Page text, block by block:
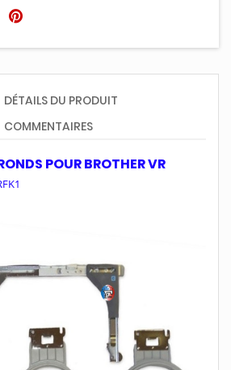
DÉTAILS DU PRODUIT
COMMENTAIRES
POUR BROTHER VR